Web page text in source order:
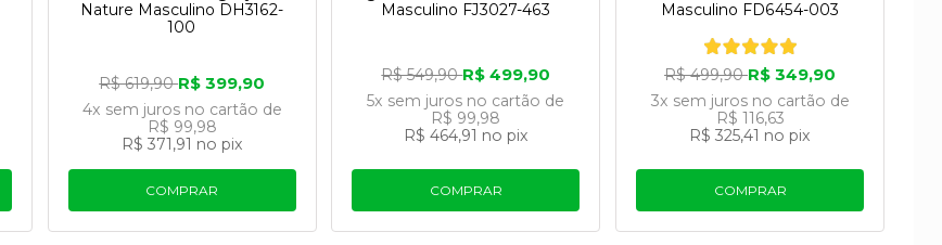
Transformando vidas e comunidades por meio do esporte
Nature Masculino DH3162-
100
R$ 619,90R$ 399,90
4x sem juros no cartão de
R$ 99,98
R$ 371,91 no pix
COMPRAR
Masculino FJ3027-463
R$ 549,90R$ 499,90
5x sem juros no cartão de
R$ 99,98
R$ 464,91 no pix
COMPRAR
Masculino FD6454-003
R$ 499,90R$ 349,90
3x sem juros no cartão de
R$ 116,63
R$ 325,41 no pix
COMPRAR